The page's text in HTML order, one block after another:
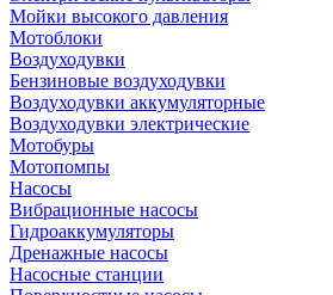
Мойки высокого давления
Мотоблоки
Воздуходувки
Бензиновые воздуходувки
Воздуходувки аккумуляторные
Воздуходувки электрические
Мотобуры
Мотопомпы
Насосы
Вибрационные насосы
Гидроаккумуляторы
Дренажные насосы
Насосные станции